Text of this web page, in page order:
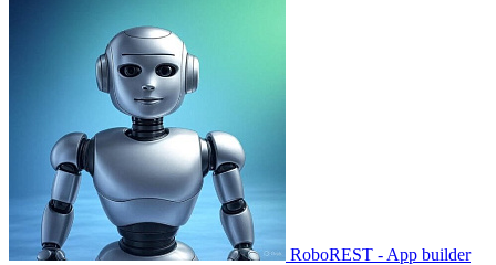
RoboREST - App builder